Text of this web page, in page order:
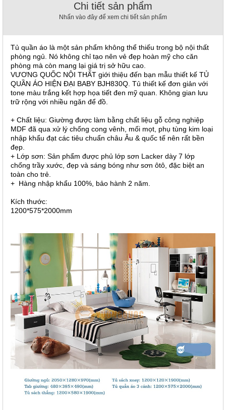
Nội
Thất
Nhà
Hàng
Chi tiết sản phẩm
Nhấn vào đây để xem chi tiết sản phẩm
Tủ quần áo là một sản phẩm không thể thiếu trong bộ nội thất
phòng ngủ. Nó không chỉ tạo nên vẻ đẹp hoàn mỹ cho căn
phòng mà còn mang lại giá trị sở hữu cao.
VƯƠNG QUỐC NỘI THẤT giới thiệu đến bạn mẫu thiết kế TỦ
QUẦN ÁO HIỆN ĐẠI BABY BJH830Q. Tủ thiết kế đơn giản với
tone màu trắng kết hợp họa tiết đen mỹ quan. Không gian lưu
trữ rộng với nhiều ngăn để đồ.
+ Chất liệu: Giường được làm bằng chất liệu gỗ công nghiệp
MDF đã qua xử lý chống cong vênh, mối mọt, phụ tùng kim loại
nhập khẩu đạt các tiêu chuẩn châu Âu & quốc tế nên rất bền
đẹp.
+ Lớp sơn: Sản phẩm được phủ lớp sơn Lacker dày 7 lớp
chống trầy xước, đẹp và sáng bóng như sơn ôtô, đặc biệt an
toàn cho trẻ.
+ Hàng nhập khẩu 100%, bảo hành 2 năm.
Kích thước:
1200*575*2000mm